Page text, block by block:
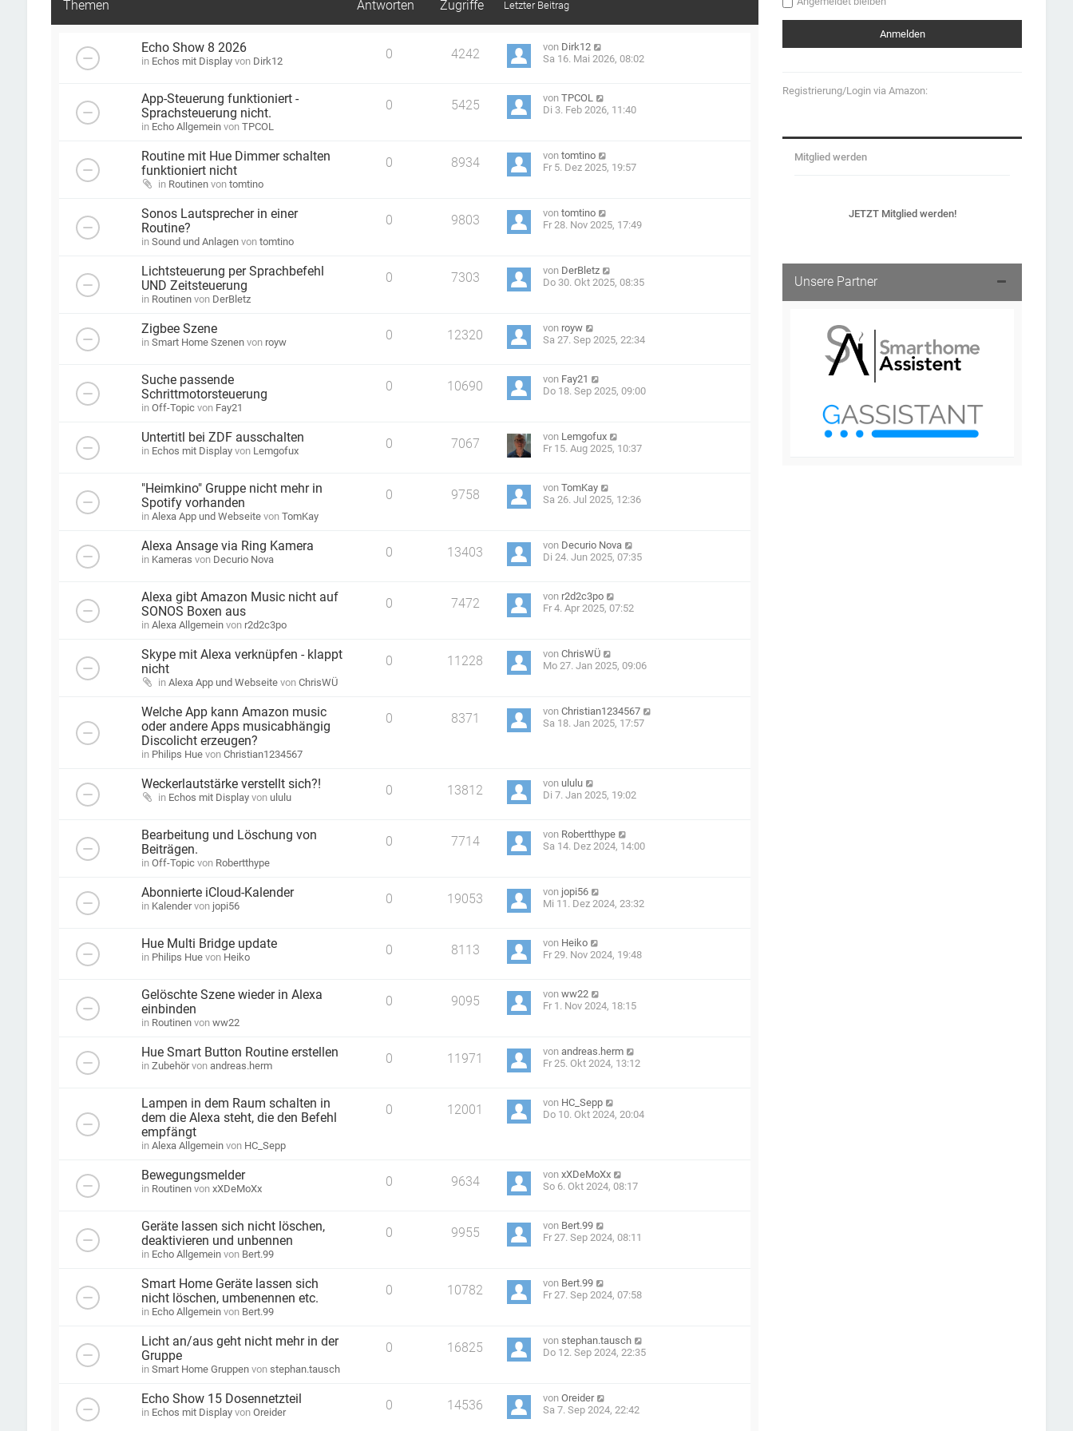
Themen Antworten Zugriffe Letzter Beitrag
Echo Show 8 2026
in Echos mit Displayvon Dirk12 0 4242
von Dirk12
Sa 16. Mai 2026, 08:02
App-Steuerung funktioniert -
Sprachsteuerung nicht.
in Echo Allgemeinvon TPCOL
0 5425
vonTPCOL
Di 3. Feb 2026, 11:40
Routine mit Hue Dimmer schalten
funktioniert nicht
in Routinenvon tomtino
0 8934
vontomtino
Fr 5. Dez 2025, 19:57
Sonos Lautsprecher in einer
Routine?
in Sound und Anlagenvon tomtino
0 9803
vontomtino
Fr 28. Nov 2025, 17:49
Lichtsteuerung per Sprachbefehl
UND Zeitsteuerung
in Routinenvon DerBletz
0 7303
von DerBletz
Do 30. Okt 2025, 08:35
Zigbee Szene
in Smart Home Szenenvon royw 0 12320
von royw
Sa 27. Sep 2025, 22:34
Suche passende
Schrittmotorsteuerung
in Off-Topic von Fay21
0 10690
von Fay21
Do 18. Sep 2025, 09:00
Untertitl bei ZDF ausschalten
in Echos mit Displayvon Lemgofux 0 7067
von Lemgofux
Fr 15. Aug 2025, 10:37
"Heimkino" Gruppe nicht mehr in
Spotify vorhanden
in Alexa App und Webseitevon TomKay
0 9758
vonTomKay
Sa 26. Jul 2025, 12:36
Alexa Ansage via Ring Kamera
in Kameras von Decurio Nova 0 13403
von Decurio Nova
Di 24. Jun 2025, 07:35
Alexa gibt Amazon Music nicht auf
SONOS Boxen aus
in Alexa Allgemeinvon r2d2c3po
0 7472
von r2d2c3po
Fr 4. Apr 2025, 07:52
Skype mit Alexa verknüpfen - klappt
nicht
in Alexa App und Webseitevon ChrisWÜ
0 11228
vonChrisWÜ
Mo 27. Jan 2025, 09:06
Welche App kann Amazon music
oder andere Apps musicabhängig
Discolicht erzeugen?
in Philips Huevon Christian1234567
0 8371
vonChristian1234567
Sa 18. Jan 2025, 17:57
Weckerlautstärke verstellt sich?!
in Echos mit Displayvon ululu 0 13812
von ululu
Di 7. Jan 2025, 19:02
Bearbeitung und Löschung von
Beiträgen.
in Off-Topic von Robertthype
0 7714
von Robertthype
Sa 14. Dez 2024, 14:00
Abonnierte iCloud-Kalender
in Kalendervon jopi56 0 19053
von jopi56
Mi 11. Dez 2024, 23:32
Hue Multi Bridge update
in Philips Huevon Heiko 0 8113
von Heiko
Fr 29. Nov 2024, 19:48
Gelöschte Szene wieder in Alexa
einbinden
in Routinenvon ww22
0 9095
vonww22
Fr 1. Nov 2024, 18:15
Hue Smart Button Routine erstellen
in Zubehörvon andreas.herm 0 11971
vonandreas.herm
Fr 25. Okt 2024, 13:12
Lampen in dem Raum schalten in
dem die Alexa steht, die den Befehl
empfängt
in Alexa Allgemeinvon HC_Sepp
0 12001
von HC_Sepp
Do 10. Okt 2024, 20:04
Bewegungsmelder
in Routinenvon xXDeMoXx 0 9634
vonxXDeMoXx
So 6. Okt 2024, 08:17
Geräte lassen sich nicht löschen,
deaktivieren und unbennen
in Echo Allgemeinvon Bert.99
0 9955
von Bert.99
Fr 27. Sep 2024, 08:11
Smart Home Geräte lassen sich
nicht löschen, umbenennen etc.
in Echo Allgemeinvon Bert.99
0 10782
von Bert.99
Fr 27. Sep 2024, 07:58
Licht an/aus geht nicht mehr in der
Gruppe
in Smart Home Gruppenvon stephan.tausch
0 16825
vonstephan.tausch
Do 12. Sep 2024, 22:35
Echo Show 15 Dosennetzteil
in Echos mit Displayvon Oreider 0 14536
vonOreider
Sa 7. Sep 2024, 22:42
Registrierung/Login via Amazon:
Mitglied werden
JETZT Mitglied werden!
Unsere Partner